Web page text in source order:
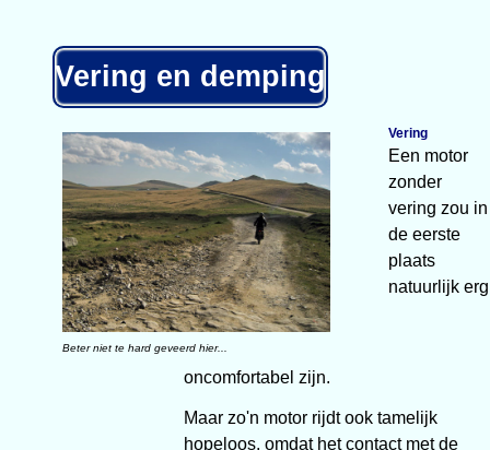
Vering en demping
Beter niet te hard geveerd hier...
Vering
Een motor
zonder
vering zou in
de eerste
plaats
natuurlijk erg
oncomfortabel zijn.
Maar zo'n motor rijdt ook tamelijk
hopeloos, omdat het contact met de